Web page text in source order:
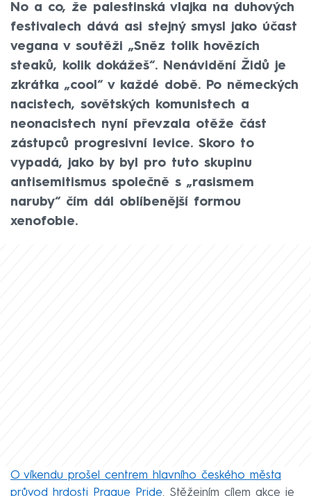
No a co, že palestinská vlajka na duhových
festivalech dává asi stejný smysl jako účast
vegana v soutěži „Sněz tolik hovězích
steaků, kolik dokážeš“. Nenávidění Židů je
zkrátka „cool“ v každé době. Po německých
nacistech, sovětských komunistech a
neonacistech nyní převzala otěže část
zástupců progresivní levice. Skoro to
vypadá, jako by byl pro tuto skupinu
antisemitismus společně s „rasismem
naruby“ čím dál oblíbenější formou
xenofobie.
O víkendu prošel centrem hlavního českého města
průvod hrdosti Prague Pride. Stěžejním cílem akce je